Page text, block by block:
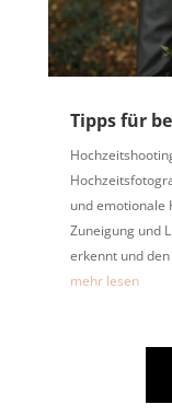
Tipps für
und emotionale
Zuneigung und
erkennt und
mehr lesen